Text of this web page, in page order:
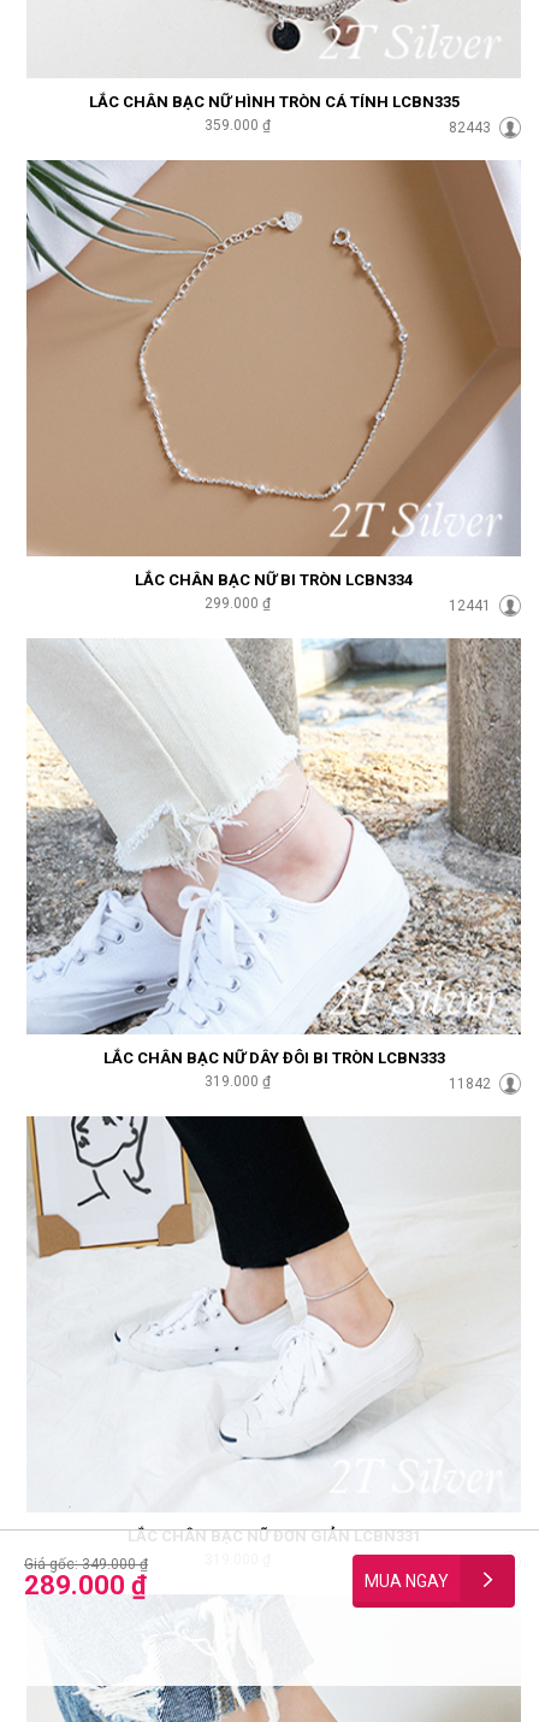
Giá gốc: 349.000 ₫
289.000 ₫
LẮC CHÂN BẠC NỮ HÌNH TRÒN CÁ TÍNH LCBN335
359.000 ₫ 82443
LẮC CHÂN BẠC NỮ BI TRÒN LCBN334
299.000 ₫ 12441
LẮC CHÂN BẠC NỮ DÂY ĐÔI BI TRÒN LCBN333
319.000 ₫ 11842
LẮC CHÂN BẠC NỮ ĐƠN GIẢN LCBN331